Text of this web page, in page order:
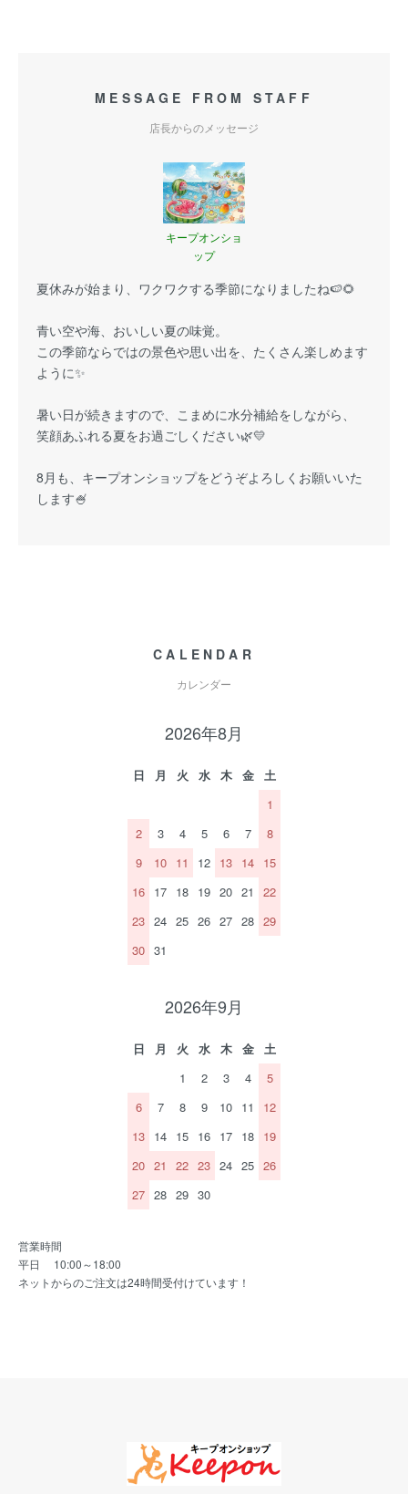
MESSAGE FROM STAFF
店長からのメッセージ
キープオンショ
ップ
夏休みが始まり、ワクワクする季節になりましたね🍉🌻
青い空や海、おいしい夏の味覚。
この季節ならではの景色や思い出を、たくさん楽しめます
ように✨
暑い日が続きますので、こまめに水分補給をしながら、
笑顔あふれる夏をお過ごしください🌿💛
8月も、キープオンショップをどうぞよろしくお願いいた
します🍧
CALENDAR
カレンダー
2026年8月
日 月 火 水 木 金
土
1
2
3 4 5 6 7
8
9
10 11 12 13 14 15
16 17 18 19 20 21
22
23 24 25 26 27 28 29
30 31
2026年9月
日 月 火 水 木 金
土
1
2 3 4
5
6
7 8 9 10 11
12
13 14 15 16 17 18 19
20 21 22 23 24 25 26
27 28 29 30
営業時間
平日 10:00～18:00
ネットからのご注文は24時間受付けています！